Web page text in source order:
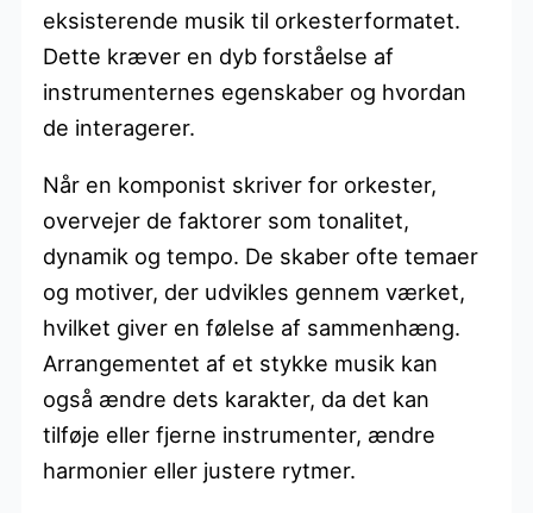
eksisterende musik til orkesterformatet.
Dette kræver en dyb forståelse af
instrumenternes egenskaber og hvordan
de interagerer.
Når en komponist skriver for orkester,
overvejer de faktorer som tonalitet,
dynamik og tempo. De skaber ofte temaer
og motiver, der udvikles gennem værket,
hvilket giver en følelse af sammenhæng.
Arrangementet af et stykke musik kan
også ændre dets karakter, da det kan
tilføje eller fjerne instrumenter, ændre
harmonier eller justere rytmer.